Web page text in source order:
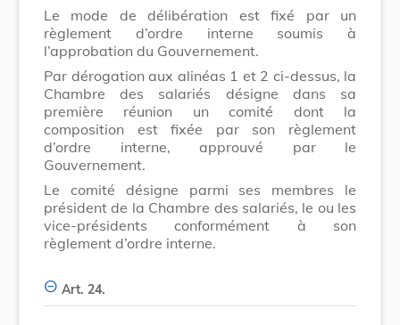
Le mode de délibération est fixé par un
règlement d’ordre interne soumis à
l’approbation du Gouvernement.
Par dérogation aux alinéas 1 et 2 ci-dessus, la
Chambre des salariés désigne dans sa
première réunion un comité dont la
composition est fixée par son règlement
d’ordre interne, approuvé par le
Gouvernement.
Le comité désigne parmi ses membres le
président de la Chambre des salariés, le ou les
vice-présidents conformément à son
règlement d’ordre interne.
Art. 24.